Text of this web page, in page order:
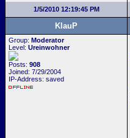
1/5/2010 12:19:45 PM
KlauP
Group: Moderator
Level: Ureinwohner
Posts: 908
Joined: 7/29/2004
IP-Address: saved